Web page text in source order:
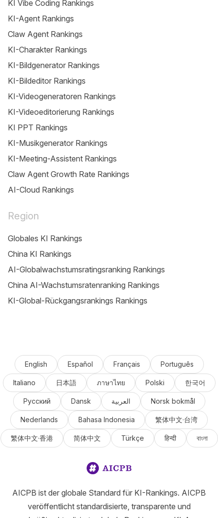
KI Vibe Coding Rankings
KI-Agent Rankings
Claw Agent Rankings
KI-Charakter Rankings
KI-Bildgenerator Rankings
KI-Bildeditor Rankings
KI-Videogeneratoren Rankings
KI-Videoeditorierung Rankings
KI PPT Rankings
KI-Musikgenerator Rankings
KI-Meeting-Assistent Rankings
Claw Agent Growth Rate Rankings
AI-Cloud Rankings
Region
Globales KI Rankings
China KI Rankings
AI-Globalwachstumsratingsranking Rankings
China AI-Wachstumsratenranking Rankings
KI-Global-Rückgangsrankings Rankings
English Español Français Português
Italiano 日本語 ภาษาไทย Polski 한국어
Русский Dansk العربية Norsk bokmål
Nederlands Bahasa Indonesia 繁体中文·台湾
繁体中文·香港 简体中文 Türkçe हिन्दी বাংলা
AICPB ist der globale Standard für KI-Rankings. AICPB
veröffentlicht standardisierte, transparente und